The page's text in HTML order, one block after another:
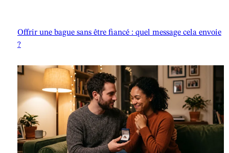
Offrir une bague sans être fiancé : quel message cela envoie
?